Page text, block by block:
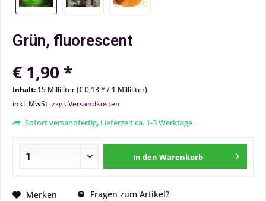
Grün, fluorescent
€ 1,90 *
Inhalt: 15 Milliliter (€ 0,13 * / 1 Milliliter)
inkl. MwSt.zzgl. Versandkosten
Sofort versandfertig, Lieferzeit ca. 1-3 Werktage
In den Warenkorb
Merken Fragen zum Artikel?